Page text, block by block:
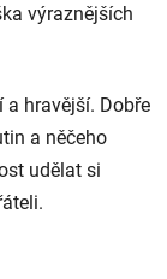
výraznějších
a hravější. Dobře
a něčeho
udělat si